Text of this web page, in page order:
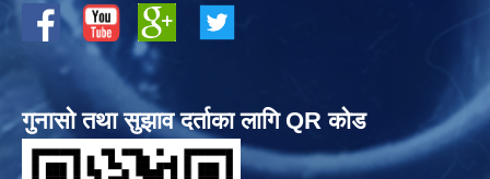
गुनासो तथा सुझाव दर्ताका लागि QR कोड